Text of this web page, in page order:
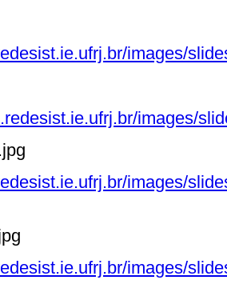
images/
images/
images/
images/